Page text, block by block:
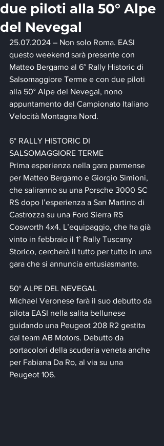
due piloti alla 50° Alpe
del Nevegal
25.07.2024 – Non solo Roma. EASI
questo weekend sarà presente con
Matteo Bergamo al 6° Rally Historic di
Salsomaggiore Terme e con due piloti
alla 50° Alpe del Nevegal, nono
appuntamento del Campionato Italiano
Velocità Montagna Nord.
6° RALLY HISTORIC DI
SALSOMAGGIORE TERME
Prima esperienza nella gara parmense
per Matteo Bergamo e Giorgio Simioni,
che saliranno su una Porsche 3000 SC
RS dopo l’esperienza a San Martino di
Castrozza su una Ford Sierra RS
Cosworth 4x4. L’equipaggio, che ha già
vinto in febbraio il 1° Rally Tuscany
Storico, cercherà il tutto per tutto in una
gara che si annuncia entusiasmante.
50° ALPE DEL NEVEGAL
Michael Veronese farà il suo debutto da
pilota EASI nella salita bellunese
guidando una Peugeot 208 R2 gestita
dal team AB Motors. Debutto da
portacolori della scuderia veneta anche
per Fabiana Da Ro, al via su una
Peugeot 106.